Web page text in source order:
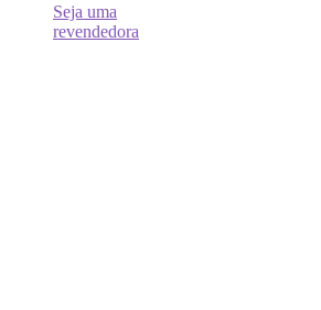
Seja uma
revendedora